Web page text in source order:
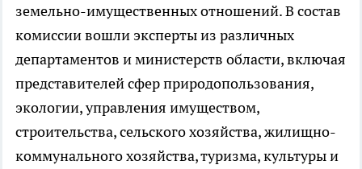
земельно-имущественных отношений. В состав
комиссии вошли эксперты из различных
департаментов и министерств области, включая
представителей сфер природопользования,
экологии, управления имуществом,
строительства, сельского хозяйства, жилищно-
коммунального хозяйства, туризма, культуры и